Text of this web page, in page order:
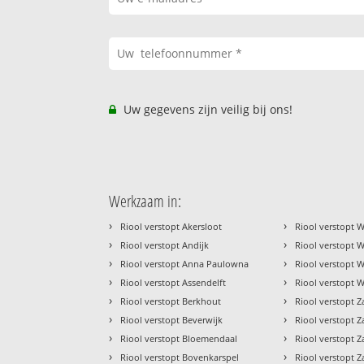
Uw gegevens zijn veilig bij ons!
Werkzaam in:
› Riool verstopt Akersloot
› Riool verstopt Andijk
› Riool verstopt Anna Paulowna
› Riool verstopt Assendelft
› Riool verstopt Berkhout
› Riool verstopt Beverwijk
› Riool verstopt Bloemendaal
› Riool verstopt Bovenkarspel
› Riool verstopt
› Riool verstopt
› Riool verstopt
› Riool verstopt
› Riool verstopt
› Riool verstopt
› Riool verstopt
› Riool verstopt